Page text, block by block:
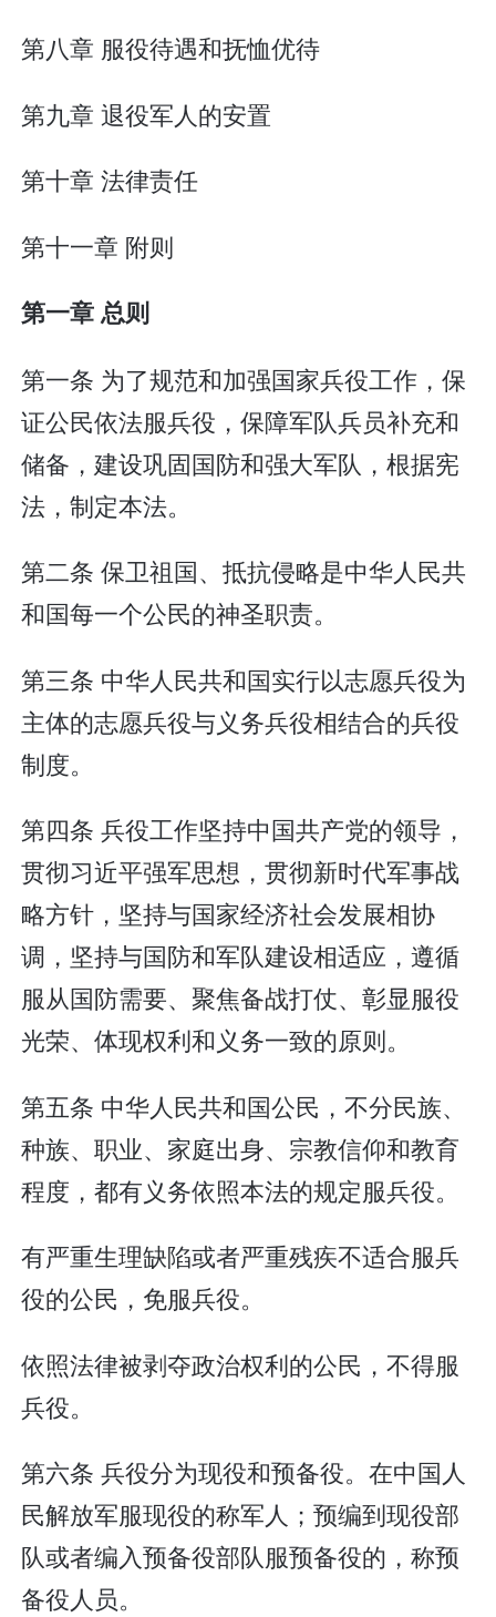
第八章 服役待遇和抚恤优待
第九章 退役军人的安置
第十章 法律责任
第十一章 附则
第一章 总则
第一条 为了规范和加强国家兵役工作，保
证公民依法服兵役，保障军队兵员补充和
储备，建设巩固国防和强大军队，根据宪
法，制定本法。
第二条 保卫祖国、抵抗侵略是中华人民共
和国每一个公民的神圣职责。
第三条 中华人民共和国实行以志愿兵役为
主体的志愿兵役与义务兵役相结合的兵役
制度。
第四条 兵役工作坚持中国共产党的领导，
贯彻习近平强军思想，贯彻新时代军事战
略方针，坚持与国家经济社会发展相协
调，坚持与国防和军队建设相适应，遵循
服从国防需要、聚焦备战打仗、彰显服役
光荣、体现权利和义务一致的原则。
第五条 中华人民共和国公民，不分民族、
种族、职业、家庭出身、宗教信仰和教育
程度，都有义务依照本法的规定服兵役。
有严重生理缺陷或者严重残疾不适合服兵
役的公民，免服兵役。
依照法律被剥夺政治权利的公民，不得服
兵役。
第六条 兵役分为现役和预备役。在中国人
民解放军服现役的称军人；预编到现役部
队或者编入预备役部队服预备役的，称预
备役人员。